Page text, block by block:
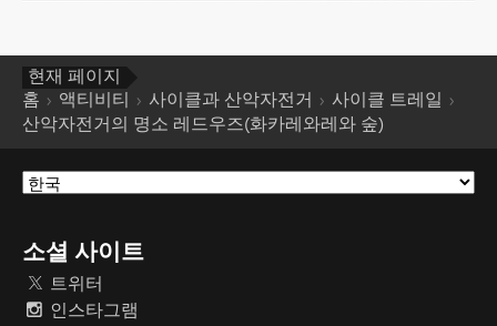
현재 페이지
홈
액티비티 사이클과 산악자전거
사이클 트레일
산악자전거의 명소 레드우즈(화카레와레와 숲)
소셜 사이트
트위터
인스타그램